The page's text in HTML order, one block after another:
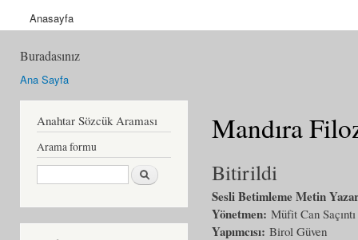
Anasayfa
Buradasınız
Ana Sayfa
Anahtar Sözcük Araması
Arama formu
Ara
Mandıra
Bitirildi
Sesli Betimleme Metin
Yönetmen: Müfit Can Saçıntı
Yapımcısı: Birol Güven